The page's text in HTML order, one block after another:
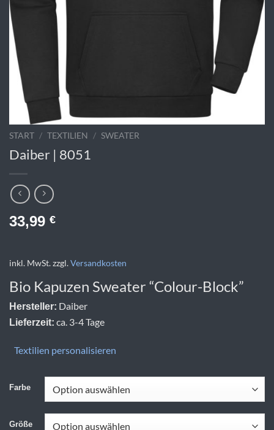
START / TEXTILIEN / SWEATER
Daiber | 8051
33,99 €
inkl. MwSt.zzgl.Versandkosten
Bio Kapuzen Sweater “Colour-Block”
Hersteller: Daiber
Lieferzeit: ca. 3-4 Tage
Textilien personalisieren
Farbe
Größe